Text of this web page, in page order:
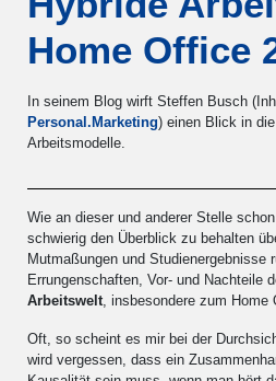
Home Office
In seinem Blog wirft Steffen Busch
Personal.Marketing) einen Blick in
Arbeitsmodelle.
Wie an dieser und anderer Stelle
schwierig den Überblick zu behalten
Mutmaßungen und Studienergebnisse
Errungenschaften, Vor- und Nachteile
Arbeitswelt, insbesondere zum Home
Oft, so scheint es mir bei der
wird vergessen, dass ein